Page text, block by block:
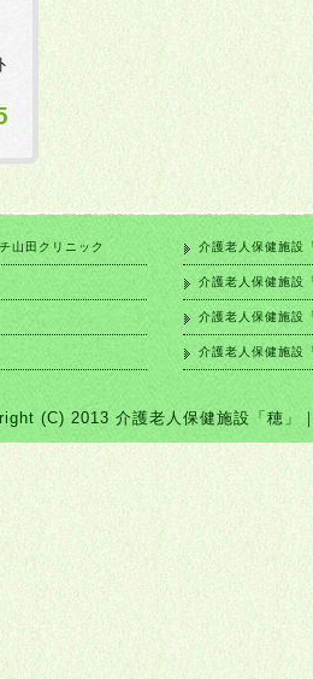
山田クリニック 介護老人保健施設
介護老人保健施設
介護老人保健施設
介護老人保健施設
(C) 2013 介護老人保健施設「穂